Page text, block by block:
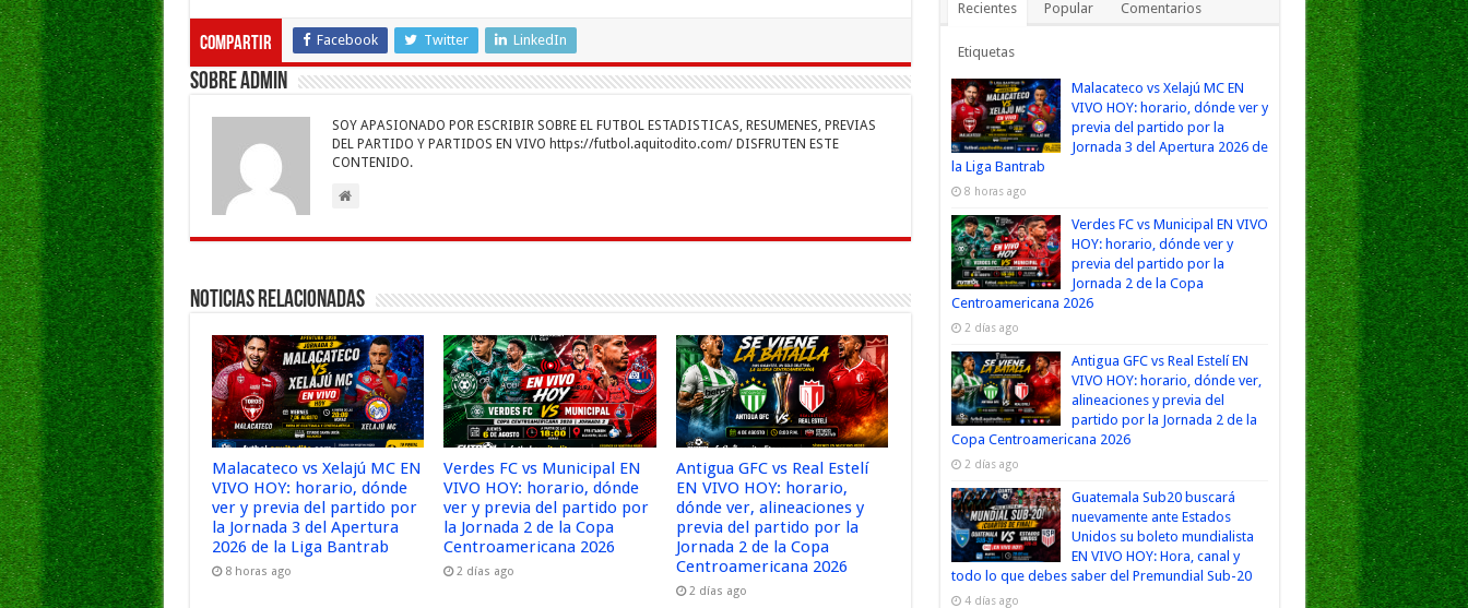
ac
e
b
o
o
k
tt
er
at
sA
p
p
ai
l
k
e
dI
n
se
n
g
er
e
gr
a
m
m
p
ar
ti
Compartir Facebook Twitter LinkedIn
Sobre admin
SOY APASIONADO POR ESCRIBIR SOBRE EL FUTBOL ESTADISTICAS, RESUMENES, PREVIAS
DEL PARTIDO Y PARTIDOS EN VIVO https://futbol.aquitodito.com/ DISFRUTEN ESTE
CONTENIDO.
Noticias Relacionadas
Malacateco vs Xelajú MC EN
VIVO HOY: horario, dónde
ver y previa del partido por
la Jornada 3 del Apertura
2026 de la Liga Bantrab
8 horas ago
Verdes FC vs Municipal EN
VIVO HOY: horario, dónde
ver y previa del partido por
la Jornada 2 de la Copa
Centroamericana 2026
2 días ago
Antigua GFC vs Real Estelí
EN VIVO HOY: horario,
dónde ver, alineaciones y
previa del partido por la
Jornada 2 de la Copa
Centroamericana 2026
2 días ago
Recientes Popular Comentarios
Etiquetas
Malacateco vs Xelajú MC EN
VIVO HOY: horario, dónde ver y
previa del partido por la
Jornada 3 del Apertura 2026 de
la Liga Bantrab
8 horas ago
Verdes FC vs Municipal EN VIVO
HOY: horario, dónde ver y
previa del partido por la
Jornada 2 de la Copa
Centroamericana 2026
2 días ago
Antigua GFC vs Real Estelí EN
VIVO HOY: horario, dónde ver,
alineaciones y previa del
partido por la Jornada 2 de la
Copa Centroamericana 2026
2 días ago
Guatemala Sub20 buscará
nuevamente ante Estados
Unidos su boleto mundialista
EN VIVO HOY: Hora, canal y
todo lo que debes saber del Premundial Sub-20
4 días ago